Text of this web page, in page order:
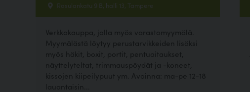
Rasulankatu 9 B, halli 13, Tampere
Verkkokauppa, jolla myös varastomyymälä.
Myymälästä löytyy perustarvikkeiden lisäksi
myös häkit, boxit, portit, pentuaitaukset,
näyttelyteltat, trimmauspöydät ja -koneet,
kissojen kiipeilypuut ym. Avoinna: ma-pe 12-18
lauantaisin...